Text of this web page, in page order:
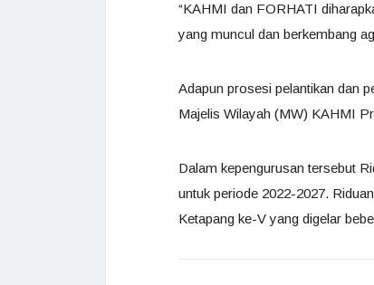
“KAHMI dan FORHATI
yang muncul dan berkembang
Adapun prosesi pelantikan dan
Majelis Wilayah (MW) KAHMI
Dalam kepengurusan tersebut
untuk periode 2022-2027.
Ketapang ke-V yang digelar